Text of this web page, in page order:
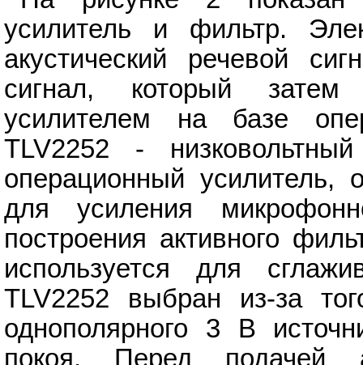
усилитель и фильтр.
акустический речевой
сигнал, который затем
усилителем на базе
TLV2252 -
операционный усилитель,
для усиления
построения активного
используется для
TLV2252 выбран из-за
однополярного 3 В
покоя. Перед подачей